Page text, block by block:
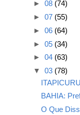
► 08 (74)
► 07 (55)
► 06 (64)
► 05 (34)
► 04 (63)
▼ 03 (78)
BAHIA:
O Que